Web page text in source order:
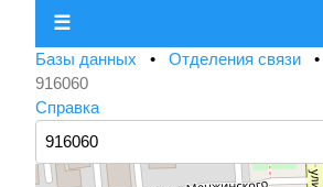
☰
Базы данных • Отделения связи •
916060
Справка